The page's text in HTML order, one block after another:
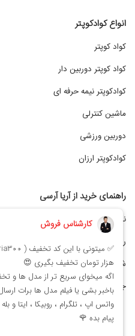
انواع کوادکوپتر
کواد کوپتر
کواد کوپتر دوربین دار
کوادکوپتر نیمه حرفه ای
ماشین کنترلی
دوربین ورزشی
کوادکوپتر ارزان
راهنمای خرید از آریا آرسی
نحوه ثبت سفارش
رویه ارسال کالا
شیوه های پرداخت
جشنواره فروش اقساطی